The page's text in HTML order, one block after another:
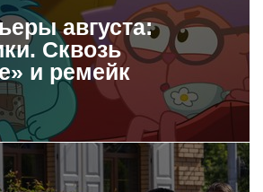
августа:
Сквозь
и ремейк